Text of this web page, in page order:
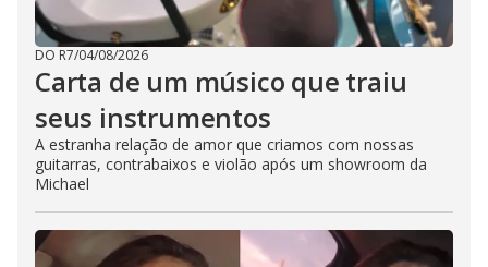
DO R7/04/08/2026
Carta de um músico que traiu
seus instrumentos
A estranha relação de amor que criamos com nossas
guitarras, contrabaixos e violão após um showroom da
Michael